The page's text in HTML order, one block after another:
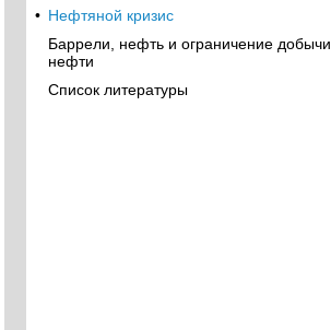
• Нефтяной кризис
Баррели, нефть и ограничение добычи
нефти
Список литературы